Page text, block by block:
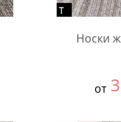
Носки
от